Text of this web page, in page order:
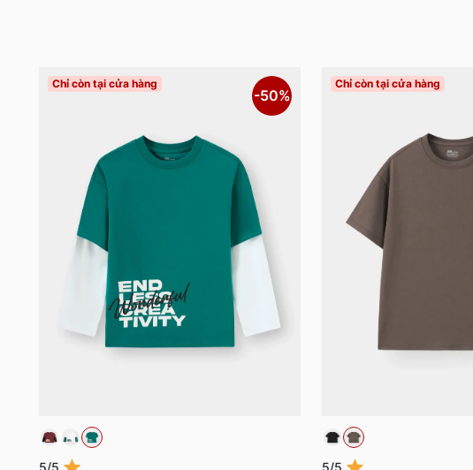
Chỉ còn tại cửa hàng
-50%
5/5
Chỉ còn tại cửa hàng
5/5